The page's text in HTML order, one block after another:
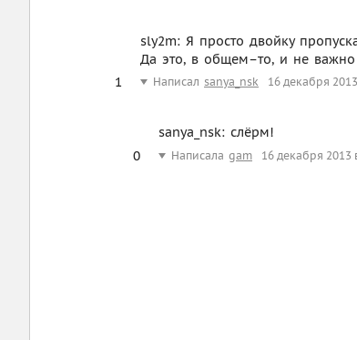
sly2m: Я просто двойку
Да это, в общем–то, и не важно
1
Написал sanya_nsk 16 декабря
sanya_nsk: слёрм!
0
Написала gam 16 декабря 2013